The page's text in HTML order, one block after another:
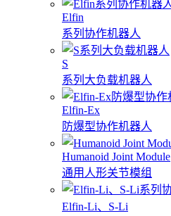
Elfin
系列协作机器人
S
系列大负载机器人
Elfin-Ex
防爆型协作机器人
Humanoid Joint Module
通用人形关节模组
Elfin-Li、S-Li